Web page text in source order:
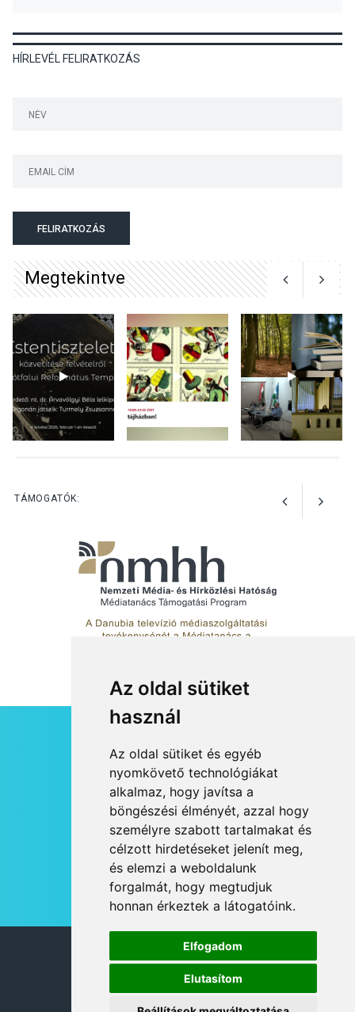
Az oldal sütiket
használ
Az oldal sütiket és egyéb
nyomkövető technológiákat
alkalmaz, hogy javítsa a
böngészési élményét, azzal hogy
személyre szabott tartalmakat és
célzott hirdetéseket jelenít meg,
és elemzi a weboldalunk
forgalmát, hogy megtudjuk
honnan érkeztek a látogatóink.
Elfogadom
Elutasítom
KULTÚRA 2026 AUG 06
Mi a pszichológia, és miért
Tahitótfaluban a Bodor
Színek, közösség és
hagyomány – kiállítás
nyitotta meg az idei Irány
Surány Fesztivált
2026 AUG 05
HÍRLEVÉL FELIRATKOZÁS
FELIRATKOZÁS
Megtekintve
TÁMOGATÓK:
RSS
JOGI NYILATKOZAT
KAPCSOLAT
OLDALTÉRKÉP
IMPRESSZUM
HÍR BEKÜLDÉSE
© 2026 DANUBIA TV